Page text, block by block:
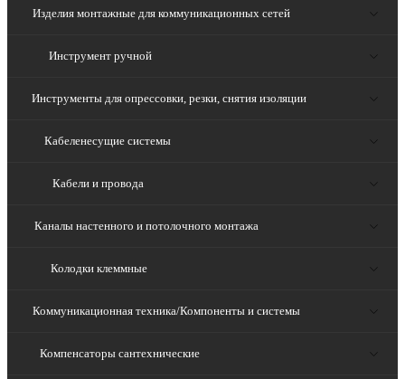
Изделия монтажные для коммуникационных сетей
Инструмент ручной
Инструменты для опрессовки, резки, снятия изоляции
Кабеленесущие системы
Кабели и провода
Каналы настенного и потолочного монтажа
Колодки клеммные
Коммуникационная техника/Компоненты и системы
Компенсаторы сантехнические